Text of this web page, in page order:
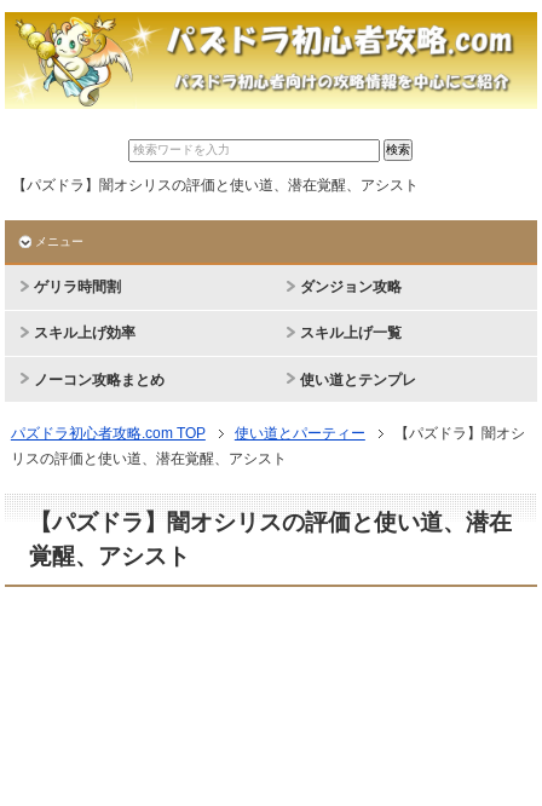
【パズドラ】闇オシリスの評価と使い道、潜在覚醒、アシスト
メニュー
ゲリラ時間割 ダンジョン攻略
スキル上げ効率 スキル上げ一覧
ノーコン攻略まとめ 使い道とテンプレ
パズドラ初心者攻略.com TOP 使い道とパーティー
【パズドラ】闇オシ
リスの評価と使い道、潜在覚醒、アシスト
【パズドラ】闇オシリスの評価と使い道、潜在
覚醒、アシスト